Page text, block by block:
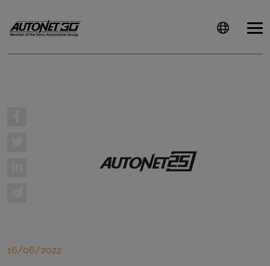
PRESS
16/06/2022